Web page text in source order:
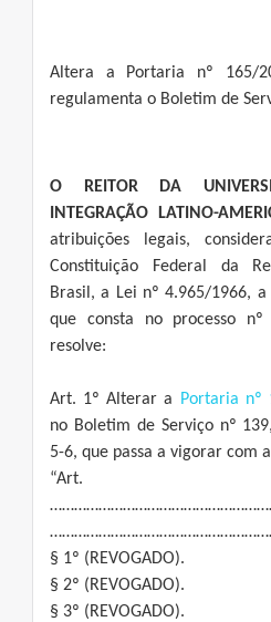
Altera a Portaria nº 165/
regulamenta o Boletim de
O REITOR DA
INTEGRAÇÃO LATINO-
atribuições legais,
Constituição Federal da
Brasil, a Lei nº 4.965/1966,
que consta no processo nº
resolve:
Art. 1º Alterar a Portaria nº
no Boletim de Serviço nº
5-6, que passa a vigorar com
§ 1º (REVOGADO).
§ 2º (REVOGADO).
§ 3º (REVOGADO).